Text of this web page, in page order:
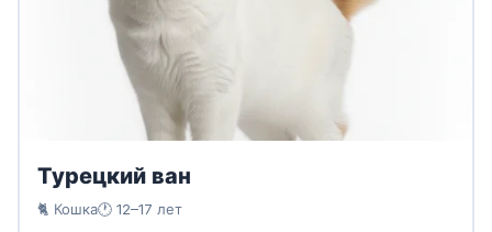
Турецкий ван
🐈 Кошка🕐 12–17 лет